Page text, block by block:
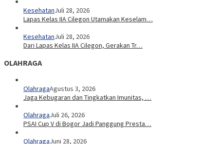
KesehatanJuli 28, 2026
Lapas Kelas IIA Cilegon Utamakan Keselam…
KesehatanJuli 28, 2026
Dari Lapas Kelas IIA Cilegon, Gerakan Tr…
OLAHRAGA
OlahragaAgustus 3, 2026
Jaga Kebugaran dan Tingkatkan Imunitas, …
OlahragaJuli 26, 2026
PSAI Cup V di Bogor Jadi Panggung Presta…
OlahragaJuni 28, 2026